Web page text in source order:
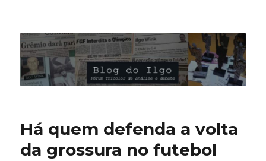
Blog do Ilgo Wink
Há quem defenda a volta
da grossura no futebol